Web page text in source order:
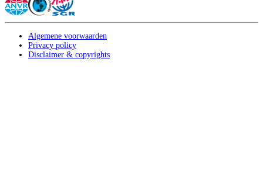
Algemene voorwaarden
Privacy policy
Disclaimer & copyrights